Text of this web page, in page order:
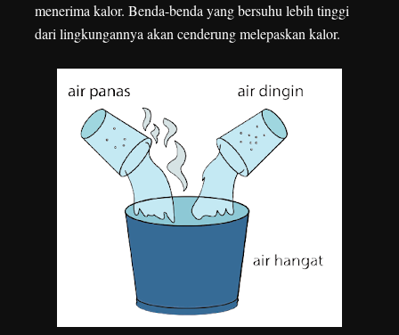
menerima kalor. Benda-benda yang bersuhu lebih tinggi
dari lingkungannya akan cenderung melepaskan kalor.